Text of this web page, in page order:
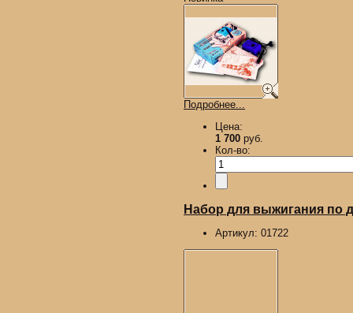
Подробнее...
Цена:
1 700 руб.
Кол-во:
Набор для выжигания по
Артикул: 01722